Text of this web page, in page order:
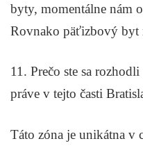
byty, momentálne nám
Rovnako päťizbový byt
11. Prečo ste sa
práve v tejto časti
Táto zóna je unikátna v